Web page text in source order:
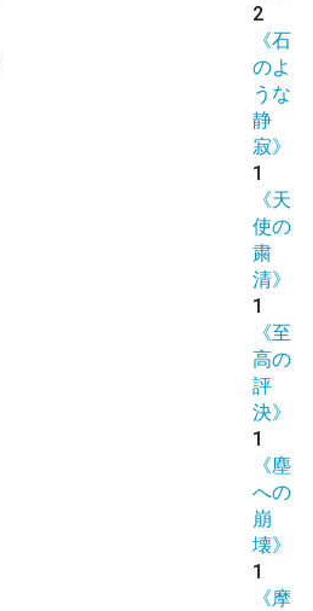
2
《石
のよ
うな
静
寂》
1
《天
使の
粛
清》
1
《至
高の
評
決》
1
《塵
への
崩
壊》
1
《摩